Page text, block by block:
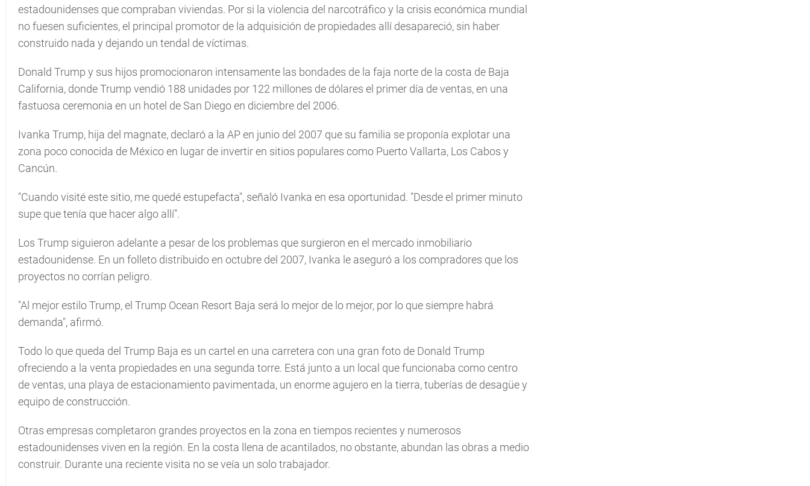
estadounidenses que compraban viviendas. Por si la violencia del narcotráfico y la crisis económica mundial
no fuesen suficientes, el principal promotor de la adquisición de propiedades allí desapareció, sin haber
construido nada y dejando un tendal de víctimas.
Donald Trump y sus hijos promocionaron intensamente las bondades de la faja norte de la costa de Baja
California, donde Trump vendió 188 unidades por 122 millones de dólares el primer día de ventas, en una
fastuosa ceremonia en un hotel de San Diego en diciembre del 2006.
Ivanka Trump, hija del magnate, declaró a la AP en junio del 2007 que su familia se proponía explotar una
zona poco conocida de México en lugar de invertir en sitios populares como Puerto Vallarta, Los Cabos y
Cancún.
"Cuando visité este sitio, me quedé estupefacta", señaló Ivanka en esa oportunidad. "Desde el primer minuto
supe que tenía que hacer algo allí".
Los Trump siguieron adelante a pesar de los problemas que surgieron en el mercado inmobiliario
estadounidense. En un folleto distribuido en octubre del 2007, Ivanka le aseguró a los compradores que los
proyectos no corrían peligro.
"Al mejor estilo Trump, el Trump Ocean Resort Baja será lo mejor de lo mejor, por lo que siempre habrá
demanda", afirmó.
Todo lo que queda del Trump Baja es un cartel en una carretera con una gran foto de Donald Trump
ofreciendo a la venta propiedades en una segunda torre. Está junto a un local que funcionaba como centro
de ventas, una playa de estacionamiento pavimentada, un enorme agujero en la tierra, tuberías de desagüe y
equipo de construcción.
Otras empresas completaron grandes proyectos en la zona en tiempos recientes y numerosos
estadounidenses viven en la región. En la costa llena de acantilados, no obstante, abundan las obras a medio
construir. Durante una reciente visita no se veía un solo trabajador.